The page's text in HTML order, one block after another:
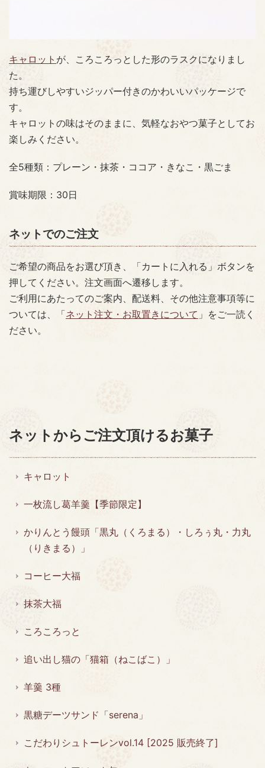
キャロット が、ころころっとした形のラスクになりまし
た。
持ち運びしやすいジッパー付きのかわいいパッケージで
す。
キャロットの味はそのままに、気軽なおやつ菓子としてお
楽しみください。
全5種類：プレーン・抹茶・ココア・きなこ・黒ごま
賞味期限：30日
ネットでのご注文
ご希望の商品をお選び頂き、「カートに入れる」ボタンを
押してください。注文画面へ遷移します。
ご利用にあたってのご案内、配送料、その他注意事項等に
ついては、「ネット注文・お取置きについて 」をご一読く
ださい。
ネットからご注文頂けるお菓子
キャロット
一枚流し葛羊羹【季節限定】
かりんとう饅頭「黒丸（くろまる）・しろぅ丸・力丸
（りきまる）」
コーヒー大福
抹茶大福
ころころっと
追い出し猫の「猫箱（ねこばこ）」
羊羹 3種
黒糖デーツサンド「serena」
こだわりシュトーレンvol.14 [2025 販売終了]